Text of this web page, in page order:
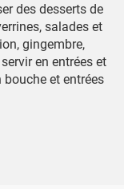
des desserts de
salades et
gingembre,
en entrées et
bouche et entrées